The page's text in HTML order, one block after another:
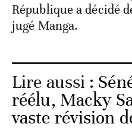
République a décidé
jugé Manga.
Lire aussi :
réélu, Macky
vaste révision